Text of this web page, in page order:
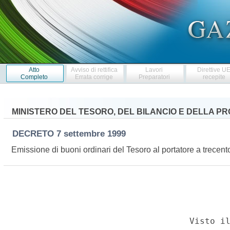
Atto
Completo
Avviso di rettifica
Errata corrige
Lavori
Preparatori
Direttive
recepite
MINISTERO DEL TESORO, DEL BILANCIO E DELLA
DECRETO 7 settembre 1999
Emissione di buoni ordinari del Tesoro al portatore a